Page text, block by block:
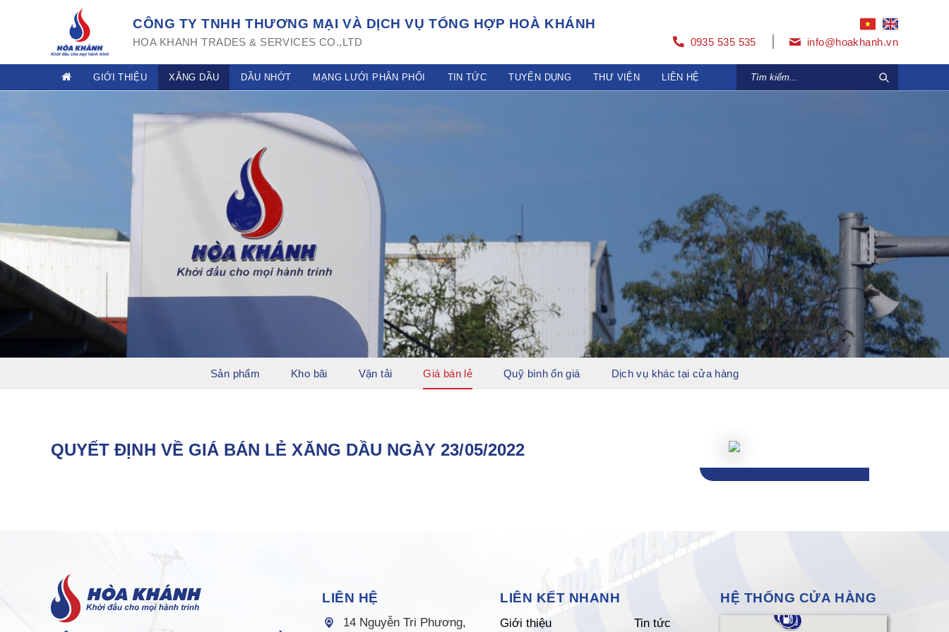
CÔNG TY TNHH THƯƠNG MẠI VÀ DỊCH VỤ TỔNG HỢP HOÀ KHÁNH
HOA KHANH TRADES & SERVICES CO.,LTD 0935 535 535 info@hoakhanh.vn
GIỚI THIỆU XĂNG DẦU DẦU NHỚT MẠNG LƯỚI PHÂN PHỐI TIN TỨC TUYỂN DỤNG THƯ VIỆN LIÊN HỆ
Sản phẩm Kho bãi Vận tải Giá bán lẻ Quỹ bình ổn giá Dịch vụ khác tại cửa hàng
QUYẾT ĐỊNH VỀ GIÁ BÁN LẺ XĂNG DẦU NGÀY 23/05/2022
LIÊN HỆ
14 Nguyễn Tri Phương,
LIÊN KẾT NHANH
Giới thiệu Tin tức
HỆ THỐNG CỬA HÀNG